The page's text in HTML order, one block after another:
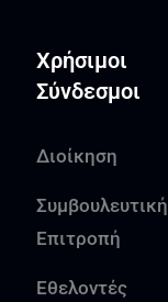
Χρήσιμοι
Σύνδεσμοι
Διοίκηση
Συμβουλευτική
Επιτροπή
Εθελοντές